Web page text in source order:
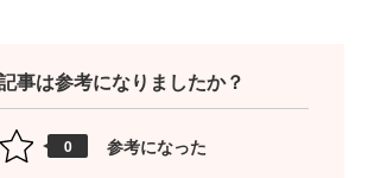
事は参考になりましたか？
0 参考になった